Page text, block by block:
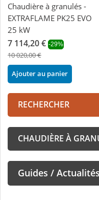
Chaudière à granulés -
EXTRAFLAME PK25 EVO
25 kW
7 114,20 € -29%
10 020,00 €
Ajouter au panier
RECHERCHER
CHAUDIÈRE À
Guides / Actualités